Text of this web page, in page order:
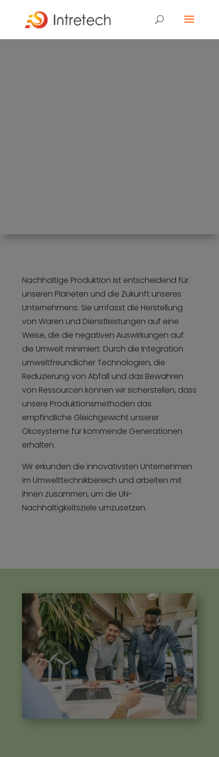
Nachhaltige Produktion ist entscheidend für
unseren Planeten und die Zukunft unseres
Unternehmens. Sie umfasst die Herstellung
von Waren und Dienstleistungen auf eine
Weise, die die negativen Auswirkungen auf
die Umwelt minimiert. Durch die Integration
umweltfreundlicher Technologien, die
Reduzierung von Abfall und das Bewahren
von Ressourcen können wir sicherstellen, dass
unsere Produktionsmethoden das
empfindliche Gleichgewicht unserer
Ökosysteme für kommende Generationen
erhalten.
Wir erkunden die innovativsten Unternehmen
im Umwelttechnikbereich und arbeiten mit
ihnen zusammen, um die UN-
Nachhaltigkeitsziele umzusetzen.